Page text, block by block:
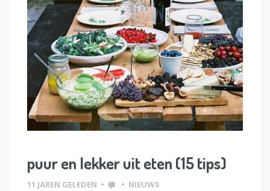
puur en lekker uit eten (15 tips)
11 JAREN GELEDEN • • NIEUWS